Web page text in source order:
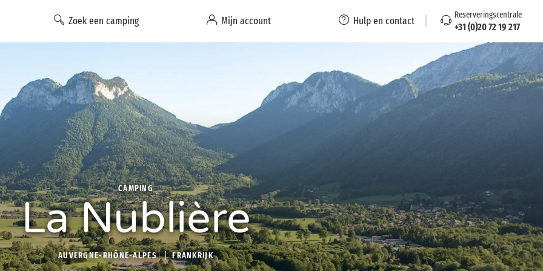
Zoek een camping Mijn account Hulp en contact Reserveringscentrale
+31 (0)20 72 19 217
CAMPING
La Nublière
AUVERGNE-RHÔNE-ALPES FRANKRIJK